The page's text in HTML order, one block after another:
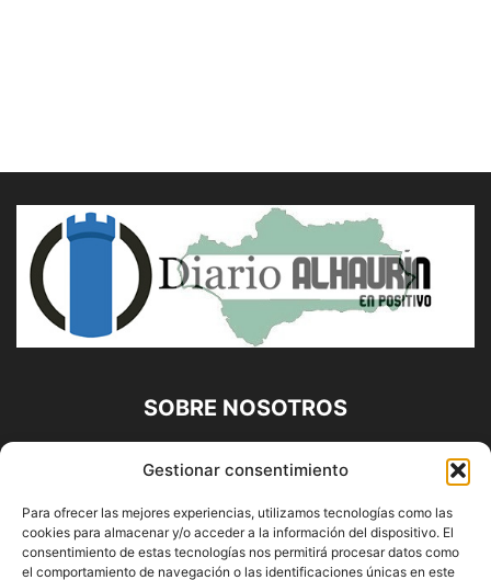
Gestionar consentimiento
Para ofrecer las mejores experiencias, utilizamos tecnologías como las
cookies para almacenar y/o acceder a la información del dispositivo. El
consentimiento de estas tecnologías nos permitirá procesar datos como
el comportamiento de navegación o las identificaciones únicas en este
SOBRE NOSOTROS
Diario Alhaurín (www.alhaurindelatorre.com) Propiedad de
Francisco E. López López | 639 95 71 95 | Noticias de
Alhaurín de la Torre, Málaga y Provincia|
Contáctanos:info@alhaurindelatorre.com